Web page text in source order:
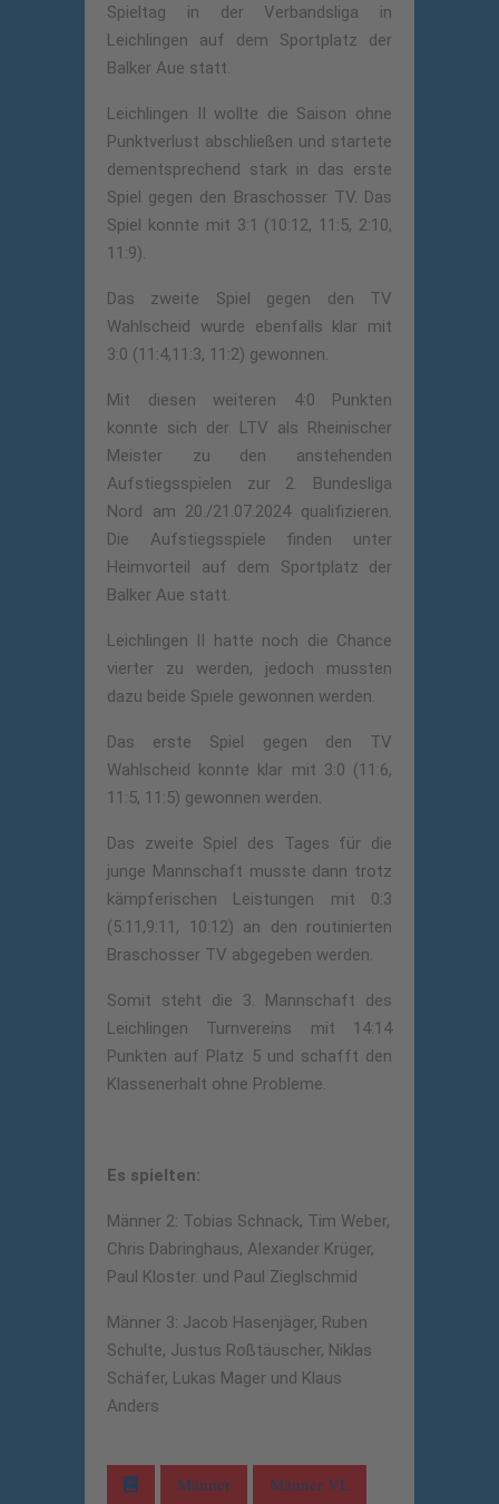
Spieltag in der Verbandsliga in
Leichlingen auf dem Sportplatz der
Balker Aue statt.
Leichlingen II wollte die Saison ohne
Punktverlust abschließen und startete
dementsprechend stark in das erste
Spiel gegen den Braschosser TV. Das
Spiel konnte mit 3:1 (10:12, 11:5, 2:10,
11:9).
Das zweite Spiel gegen den TV
Wahlscheid wurde ebenfalls klar mit
3:0 (11:4,11:3, 11:2) gewonnen.
Mit diesen weiteren 4:0 Punkten
konnte sich der LTV als Rheinischer
Meister zu den anstehenden
Aufstiegsspielen zur 2. Bundesliga
Nord am 20./21.07.2024 qualifizieren.
Die Aufstiegsspiele finden unter
Heimvorteil auf dem Sportplatz der
Balker Aue statt.
Leichlingen II hatte noch die Chance
vierter zu werden, jedoch mussten
dazu beide Spiele gewonnen werden.
Das erste Spiel gegen den TV
Wahlscheid konnte klar mit 3:0 (11:6,
11:5, 11:5) gewonnen werden.
Das zweite Spiel des Tages für die
junge Mannschaft musste dann trotz
kämpferischen Leistungen mit 0:3
(5:11,9:11, 10:12) an den routinierten
Braschosser TV abgegeben werden.
Somit steht die 3. Mannschaft des
Leichlingen Turnvereins mit 14:14
Punkten auf Platz 5 und schafft den
Klassenerhalt ohne Probleme.
Es spielten:
Männer 2: Tobias Schnack, Tim Weber,
Chris Dabringhaus, Alexander Krüger,
Paul Kloster. und Paul Zieglschmid
Männer 3: Jacob Hasenjäger, Ruben
Schulte, Justus Roßtäuscher, Niklas
Schäfer, Lukas Mager und Klaus
Anders
Männer Männer VL